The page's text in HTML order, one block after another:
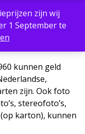
zijn wij
1 September te
by Translate
&
kunnen geld
zijn. Ook foto
stereofoto’s,
karton), kunnen